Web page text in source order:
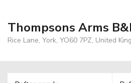
Thompsons Arms
Rice Lane, York, YO60 7PZ, United